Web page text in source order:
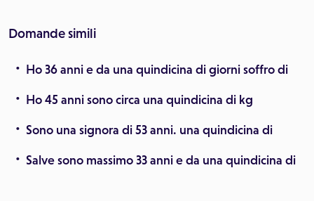
Domande simili
Ho 36 anni e da una quindicina di giorni soffro di
Ho 45 anni sono circa una quindicina di kg
Sono una signora di 53 anni. una quindicina di
Salve sono massimo 33 anni e da una quindicina di